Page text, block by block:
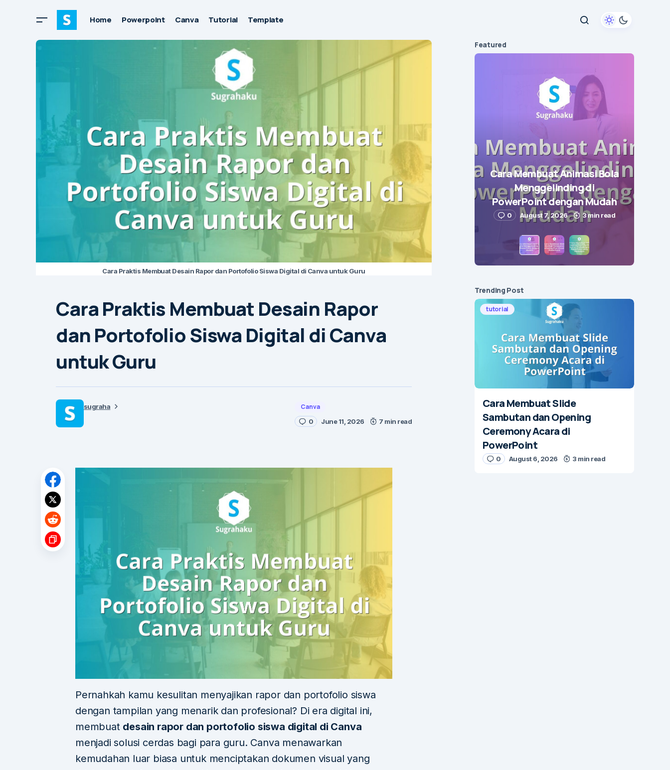
Home Powerpoint Canva Tutorial Template
Cara Praktis Membuat Desain Rapor dan Portofolio Siswa Digital di Canva untuk Guru
Cara Praktis Membuat Desain Rapor
dan Portofolio Siswa Digital di Canva
untuk Guru
sugraha Canva
0 June 11, 2026 7 min read
Pernahkah kamu kesulitan menyajikan rapor dan portofolio siswa
dengan tampilan yang menarik dan profesional? Di era digital ini,
membuat desain rapor dan portofolio siswa digital di Canva
menjadi solusi cerdas bagi para guru. Canva menawarkan
kemudahan luar biasa untuk menciptakan dokumen visual yang
Featured
Cara Membuat Animasi Bola
Menggelinding di
PowerPoint dengan Mudah
0 August 7, 2026 3 min read
Trending Post
tutorial
Cara Membuat Slide
Sambutan dan Opening
Ceremony Acara di
PowerPoint
0 August 6, 2026 3 min read